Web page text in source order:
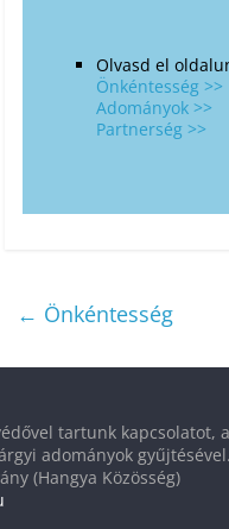
Olvasd el
Önkéntesség >>
Adományok >>
Partnerség >>
← Önkéntesség
tartunk kapcsolatot,
adományok gyűjtésével.
(Hangya Közösség)